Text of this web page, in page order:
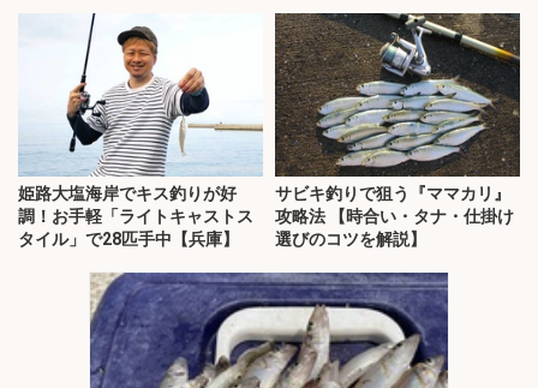
姫路大塩海岸でキス釣りが好
調！お手軽「ライトキャストス
タイル」で28匹手中【兵庫】
サビキ釣りで狙う『ママカリ』
攻略法 【時合い・タナ・仕掛け
選びのコツを解説】